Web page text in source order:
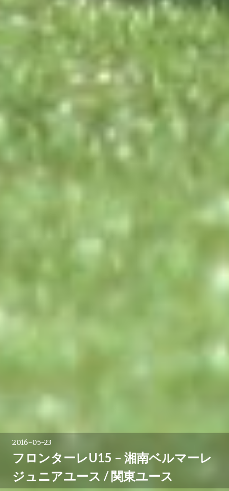
2016-05-23
フロンターレU15 – 湘南ベルマーレ
ジュニアユース / 関東ユース